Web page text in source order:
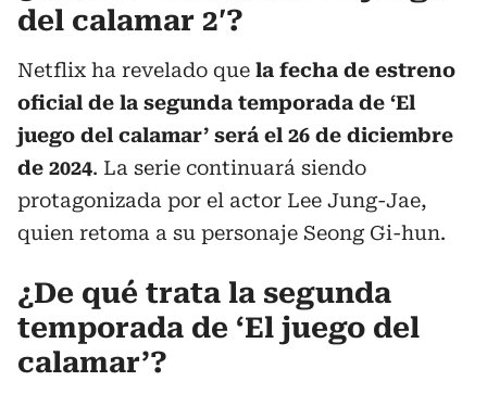
del calamar 2′?
Netflix ha revelado que la fecha de estreno
oficial de la segunda temporada de ‘El
juego del calamar’ será el 26 de diciembre
de 2024. La serie continuará siendo
protagonizada por el actor Lee Jung-Jae,
quien retoma a su personaje Seong Gi-hun.
¿De qué trata la segunda
temporada de ‘El juego del
calamar’?